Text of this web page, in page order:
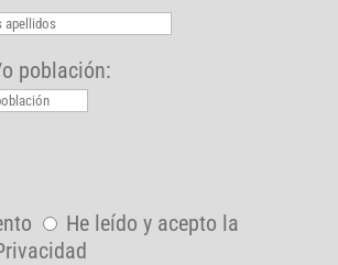
población:
He leído y acepto la